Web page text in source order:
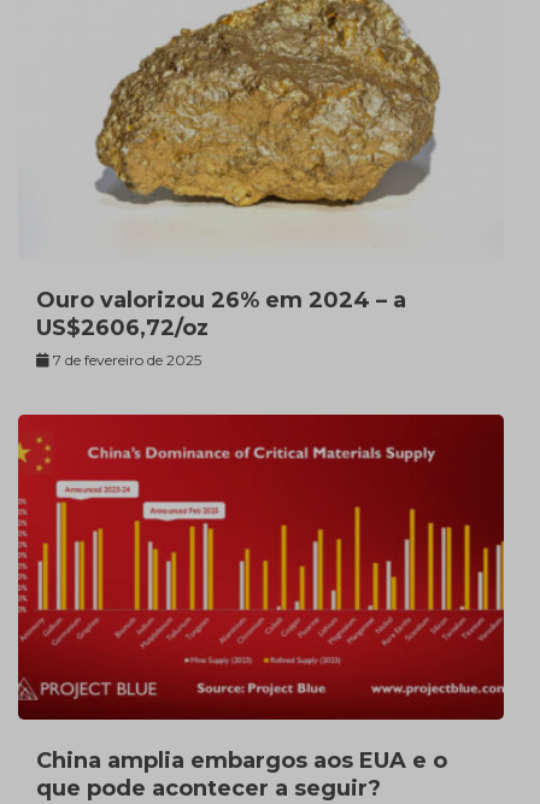
Ouro valorizou 26% em 2024 – a
US$2606,72/oz
7 de fevereiro de 2025
China amplia embargos aos EUA e o
que pode acontecer a seguir?